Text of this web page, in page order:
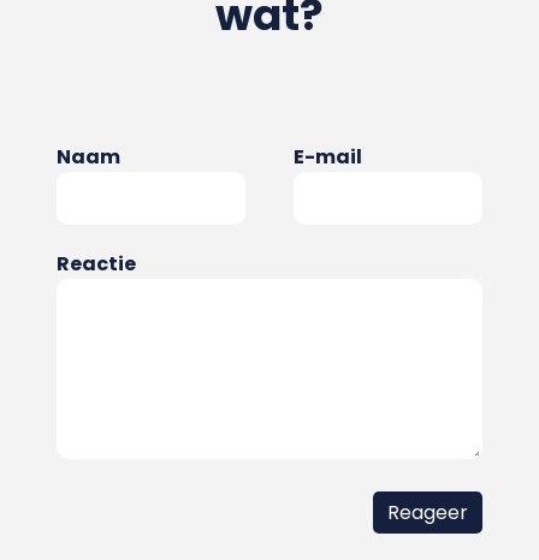
wat?
Naam E-mail
Reactie